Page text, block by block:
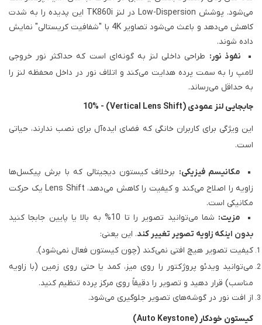
می‌شود. پوشش Low-Dispersion در لنز TK860i این پدیده را به شدت
کاهش می‌دهد و باعث می‌شود تصاویر 4K با "شفافیت کریستالی" نمایش
داده شوند.
نفوذ نور: طراحی داخلی لنز به گونه‌ای است که حداکثر نور خروجی
لامپ را به سمت پرده هدایت می‌کند و اتلاف نور در داخل محفظه لنز را
به حداقل می‌رساند.
جابجایی لنز عمودی (Vertical Lens Shift) - 10%
این ویژگی برای کاربران خانگی که فضای ایده‌آل برای نصب ندارند، حیاتی
است.
مکانیسم فیزیکی: برخلاف کیستون دیجیتالی که با برش پیکسل‌ها
زاویه را اصلاح می‌کند و کیفیت را کاهش می‌دهد، Lens Shift یک حرکت
مکانیکی است.
مزیت: شما می‌توانید تصویر را تا 10% به بالا یا پایین جابجا کنید
بدون اینکه زاویه تصویر تغییر کند. این یعنی:
کیفیت تصویر هیچ افتی نمی‌کند (چون کیستون فعال نمی‌شود).
می‌توانید ویدئو پروژکتور را روی میز، کمد یا حتی روی زمین (با زاویه
مناسب) قرار دهید و تصویر را دقیقاً روی مرکز پرده تنظیم کنید.
از افت نور در گوشه‌های تصویر جلوگیری می‌شود.
کیستون خودکار (Auto Keystone)